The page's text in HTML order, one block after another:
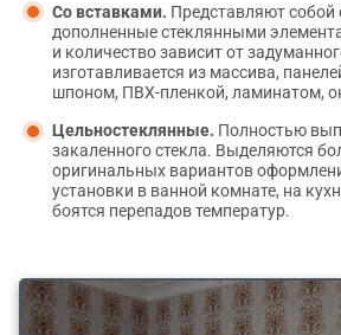
Со вставками. Представляют
дополненные стеклянными
и количество зависит от
изготавливается из массива,
шпоном, ПВХ-пленкой, ламинатом,
Цельностеклянные. Полностью
закаленного стекла. Выделяются
оригинальных вариантов
установки в ванной комнате, на
боятся перепадов температур.